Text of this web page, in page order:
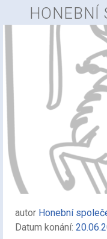
HONEBNÍ
autor Honební
Datum konání: